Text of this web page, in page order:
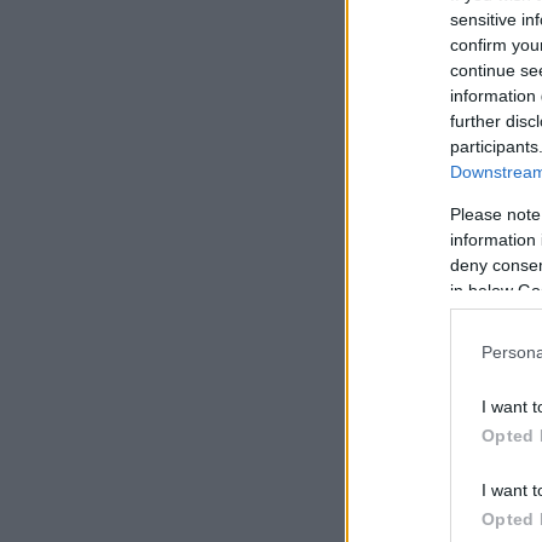
sensitive
confirm
continue
information
further
Please
information
deny
in below
I want
Opted
I want
Opted
ελλαδικό χώρο.